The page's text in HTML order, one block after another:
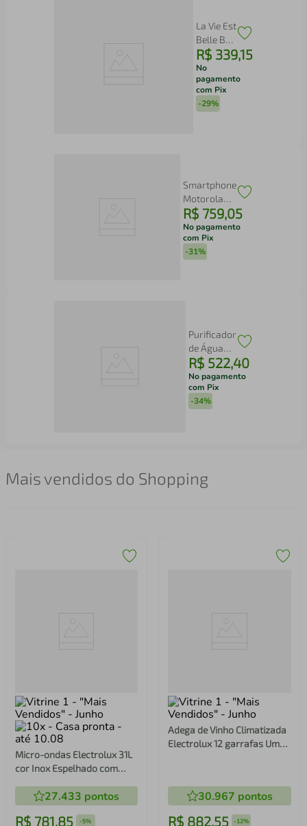
La Vie Est
Belle By
Lancome
Parfum
Feminino
R$ 339,15
No
pagamento
com Pix
-29%
Smartphone
Motorola
Moto g06
4G Tela 6,9”
256GB
Câmera
R$ 759,05
No pagamento
com Pix
-31%
Purificador
de Água
Philco
Dupla
Filtragem
70W
R$ 522,40
No pagamento
com Pix
-34%
Mais vendidos do Shopping
Micro-ondas Electrolux 31L
cor Inox Espelhado com
Tira Odor (MI41S)
27.433 pontos
R$ 781,85 -5%
Adega de Vinho Climatizada
Electrolux 12 garrafas Uma
30.967 pontos
R$ 882,55 -12%